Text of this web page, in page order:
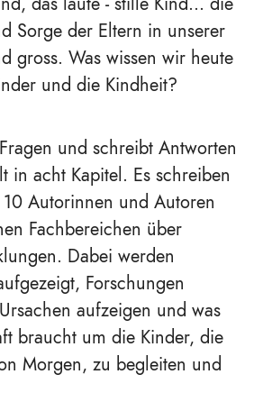
Sorge der Eltern in unserer
gross. Was wissen wir heute
und die Kindheit?
und schreibt Antworten
in acht Kapitel. Es schreiben
Autorinnen und Autoren
Fachbereichen über
Dabei werden
Forschungen
aufzeigen und was
braucht um die Kinder, die
Morgen, zu begleiten und